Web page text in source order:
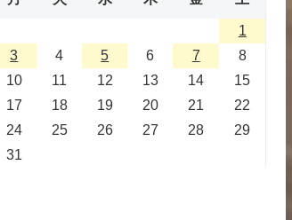
1
3 4 5 6 7
8
10 11 12 13 14
15
17 18 19 20 21
22
24 25 26 27 28
29
31